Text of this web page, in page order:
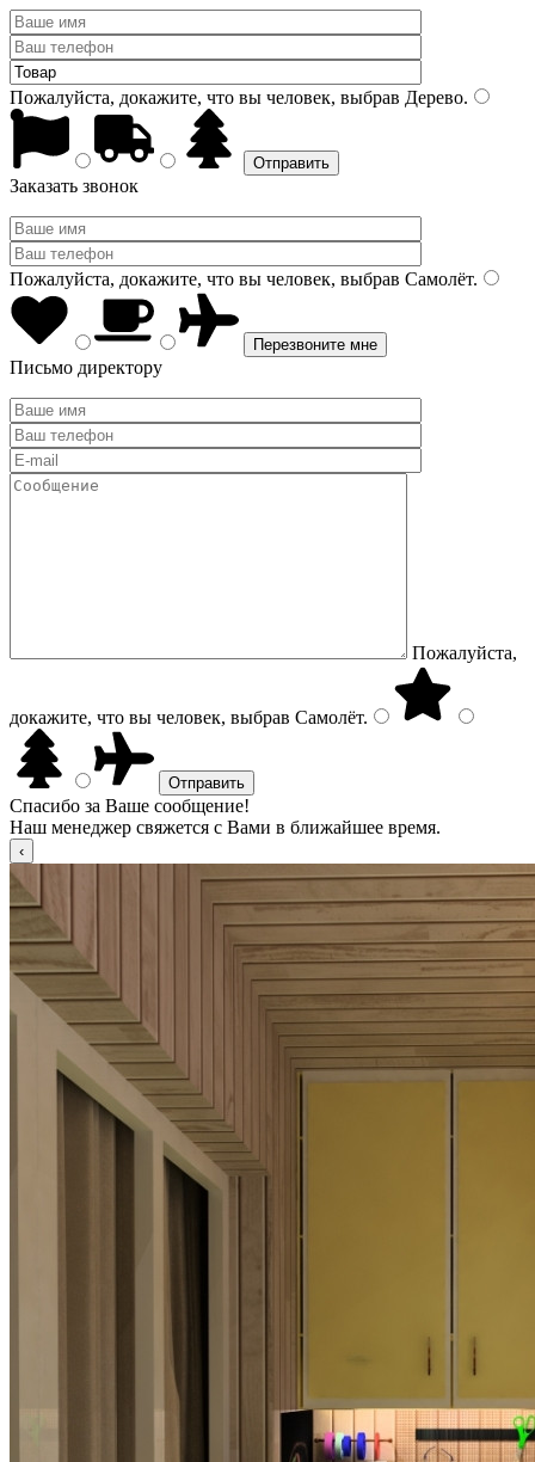
Пожалуйста, докажите, что вы человек, выбрав Дерево.
Заказать звонок
Пожалуйста, докажите, что вы человек, выбрав Самолёт.
Письмо директору
Пожалуйста,
докажите, что вы человек, выбрав Самолёт.
Спасибо за Ваше сообщение!
Наш менеджер свяжется с Вами в ближайшее время.